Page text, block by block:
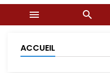
 
ACCUEIL